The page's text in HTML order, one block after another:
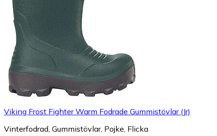
Viking Frost Fighter Warm Fodrade Gummistövlar (Jr)
Vinterfodrad, Gummistövlar, Pojke, Flicka